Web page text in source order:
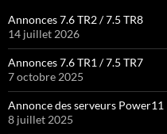
Annonces 7.6 TR2 / 7.5 TR8
14 juillet 2026
Annonces 7.6 TR1 / 7.5 TR7
7 octobre 2025
Annonce des serveurs Power11
8 juillet 2025